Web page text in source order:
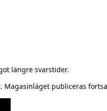
längre svarstider.
publiceras